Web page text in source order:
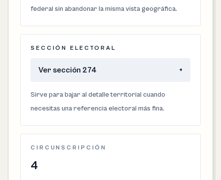
federal sin abandonar la misma vista geográfica.
SECCIÓN ELECTORAL
Ver sección 274 +
Sirve para bajar al detalle territorial cuando
necesitas una referencia electoral más fina.
CIRCUNSCRIPCIÓN
4